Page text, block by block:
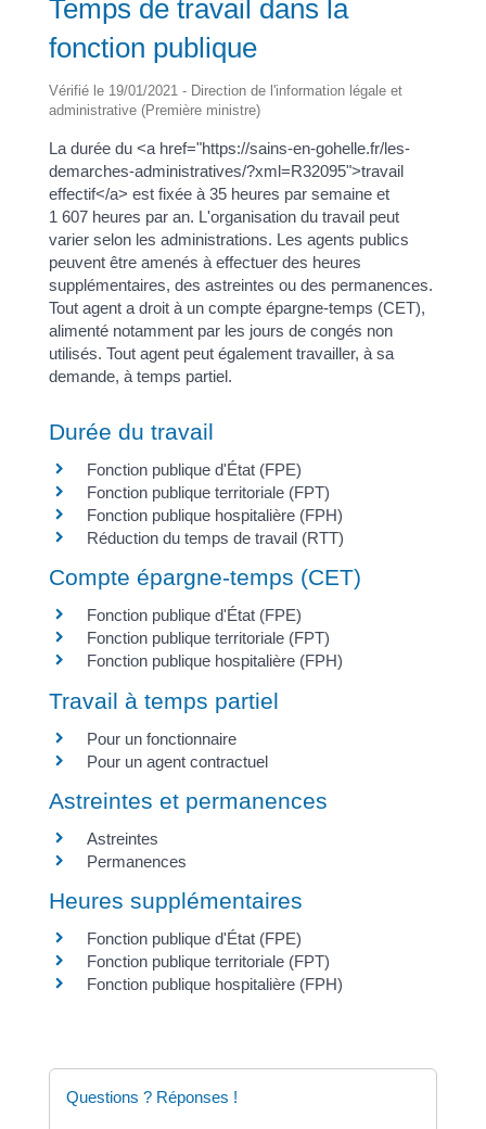
Temps de travail dans la
fonction publique
Vérifié le 19/01/2021 - Direction de l'information légale et
administrative (Première ministre)
La durée du <a href="https://sains-en-gohelle.fr/les-
demarches-administratives/?xml=R32095">travail
effectif</a> est fixée à 35 heures par semaine et
1 607 heures par an. L'organisation du travail peut
varier selon les administrations. Les agents publics
peuvent être amenés à effectuer des heures
supplémentaires, des astreintes ou des permanences.
Tout agent a droit à un compte épargne-temps (CET),
alimenté notamment par les jours de congés non
utilisés. Tout agent peut également travailler, à sa
demande, à temps partiel.
Durée du travail
Fonction publique d'État (FPE)
Fonction publique territoriale (FPT)
Fonction publique hospitalière (FPH)
Réduction du temps de travail (RTT)
Compte épargne-temps (CET)
Fonction publique d'État (FPE)
Fonction publique territoriale (FPT)
Fonction publique hospitalière (FPH)
Travail à temps partiel
Pour un fonctionnaire
Pour un agent contractuel
Astreintes et permanences
Astreintes
Permanences
Heures supplémentaires
Fonction publique d'État (FPE)
Fonction publique territoriale (FPT)
Fonction publique hospitalière (FPH)
Questions ? Réponses !